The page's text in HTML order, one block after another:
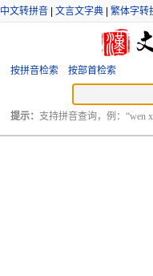
中文转拼音 文言文字典 繁体字转
按拼音检索 按部首检索
提示： 支持拼音查询，例：“wen